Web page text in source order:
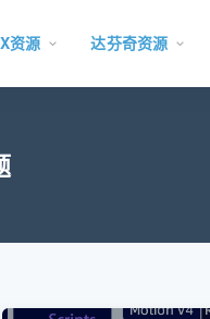
资源 达芬奇资源